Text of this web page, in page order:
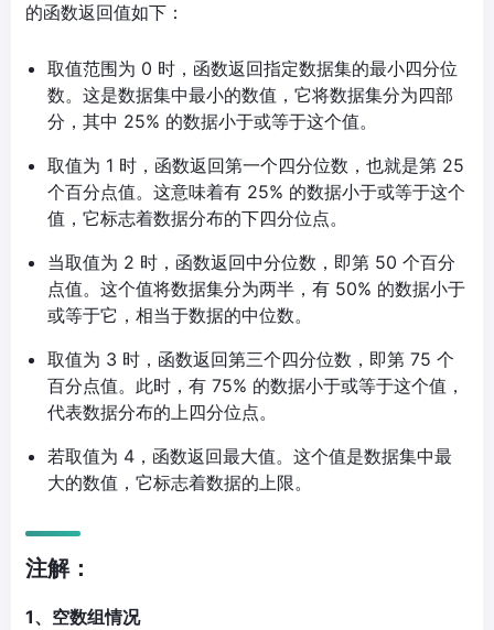
的函数返回值如下：
取值范围为 0 时，函数返回指定数据集的最小四分位
数。这是数据集中最小的数值，它将数据集分为四部
分，其中 25% 的数据小于或等于这个值。
取值为 1 时，函数返回第一个四分位数，也就是第 25
个百分点值。这意味着有 25% 的数据小于或等于这个
值，它标志着数据分布的下四分位点。
当取值为 2 时，函数返回中分位数，即第 50 个百分
点值。这个值将数据集分为两半，有 50% 的数据小于
或等于它，相当于数据的中位数。
取值为 3 时，函数返回第三个四分位数，即第 75 个
百分点值。此时，有 75% 的数据小于或等于这个值，
代表数据分布的上四分位点。
若取值为 4，函数返回最大值。这个值是数据集中最
大的数值，它标志着数据的上限。
注解：
1、空数组情况